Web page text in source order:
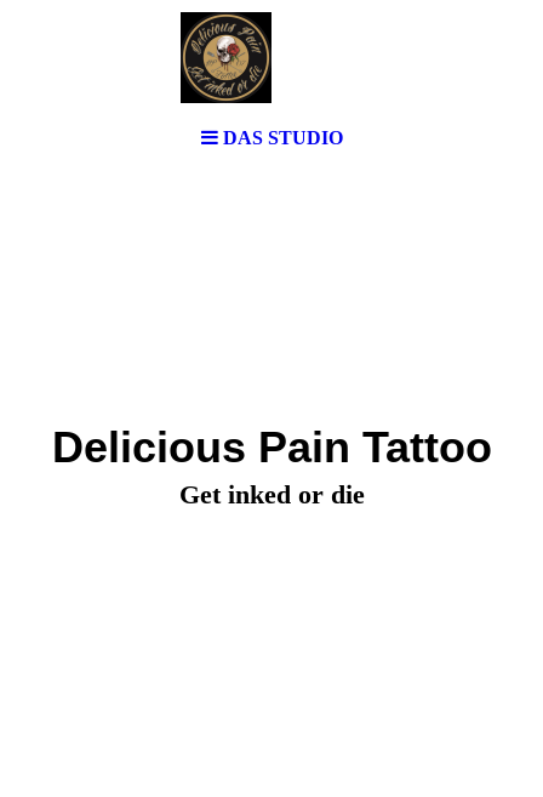
DAS STUDIO
Delicious Pain Tattoo
Get inked or die